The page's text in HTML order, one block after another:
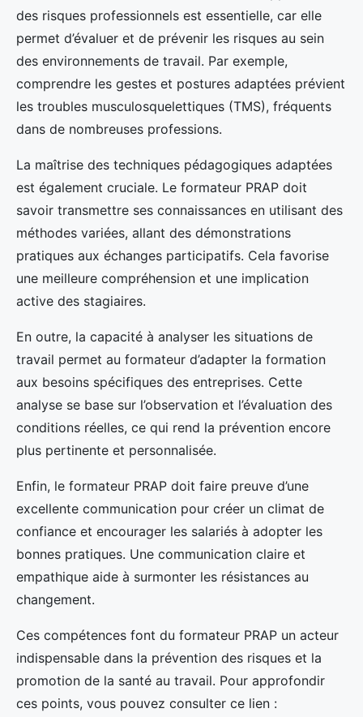
des risques professionnels est essentielle, car elle
permet d’évaluer et de prévenir les risques au sein
des environnements de travail. Par exemple,
comprendre les gestes et postures adaptées prévient
les troubles musculosquelettiques (TMS), fréquents
dans de nombreuses professions.
La maîtrise des techniques pédagogiques adaptées
est également cruciale. Le formateur PRAP doit
savoir transmettre ses connaissances en utilisant des
méthodes variées, allant des démonstrations
pratiques aux échanges participatifs. Cela favorise
une meilleure compréhension et une implication
active des stagiaires.
En outre, la capacité à analyser les situations de
travail permet au formateur d’adapter la formation
aux besoins spécifiques des entreprises. Cette
analyse se base sur l’observation et l’évaluation des
conditions réelles, ce qui rend la prévention encore
plus pertinente et personnalisée.
Enfin, le formateur PRAP doit faire preuve d’une
excellente communication pour créer un climat de
confiance et encourager les salariés à adopter les
bonnes pratiques. Une communication claire et
empathique aide à surmonter les résistances au
changement.
Ces compétences font du formateur PRAP un acteur
indispensable dans la prévention des risques et la
promotion de la santé au travail. Pour approfondir
ces points, vous pouvez consulter ce lien :